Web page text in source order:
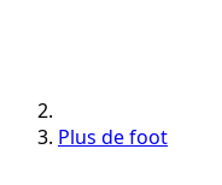
Plus de foot